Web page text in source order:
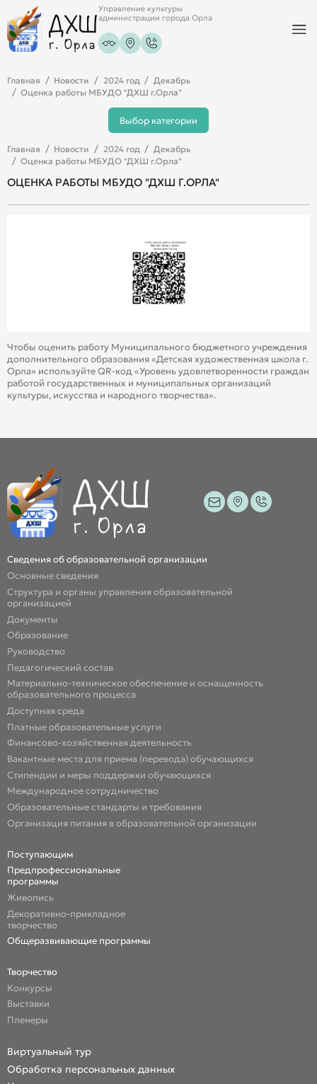
Управление культуры
администрации города Орла
Главная Новости 2024 год
Декабрь
Оценка работы МБУДО "ДХШ г.Орла"
Выбор категории
Главная Новости 2024 год
Декабрь
Оценка работы МБУДО "ДХШ г.Орла"
ОЦЕНКА РАБОТЫ МБУДО "ДХШ Г.ОРЛА"
Чтобы оценить работу Муниципального бюджетного учреждения
дополнительного образования «Детская художественная школа г.
Орла» используйте QR-код «Уровень удовлетворенности граждан
работой государственных и муниципальных организаций
культуры, искусства и народного творчества».
Сведения об образовательной организации
Основные сведения
Структура и органы управления образовательной
организацией
Документы
Образование
Руководство
Педагогический состав
Материально-техническое обеспечение и оснащенность
образовательного процесса
Доступная среда
Платные образовательные услуги
Финансово-хозяйственная деятельность
Вакантные места для приема (перевода) обучающихся
Стипендии и меры поддержки обучающихся
Международное сотрудничество
Образовательные стандарты и требования
Организация питания в образовательной организации
Поступающим
Предпрофессиональные
программы
Живопись
Декоративно-прикладное
творчество
Общеразвивающие программы
Творчество
Конкурсы
Выставки
Пленеры
Виртуальный тур
Обработка персональных данных